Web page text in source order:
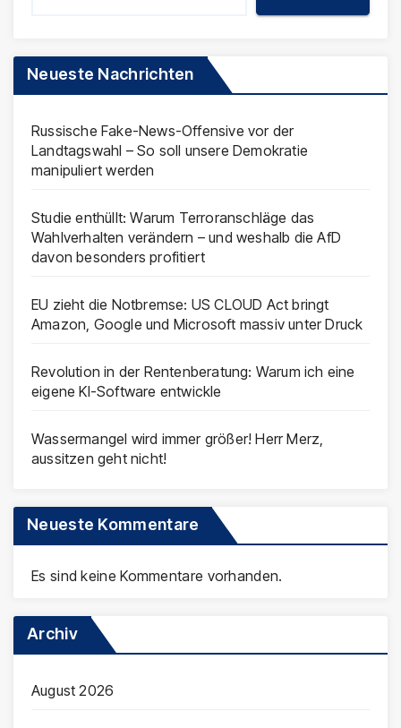
Neueste Nachrichten
Russische Fake-News-Offensive vor der
Landtagswahl – So soll unsere Demokratie
manipuliert werden
Studie enthüllt: Warum Terroranschläge das
Wahlverhalten verändern – und weshalb die AfD
davon besonders profitiert
EU zieht die Notbremse: US CLOUD Act bringt
Amazon, Google und Microsoft massiv unter Druck
Revolution in der Rentenberatung: Warum ich eine
eigene KI-Software entwickle
Wassermangel wird immer größer! Herr Merz,
aussitzen geht nicht!
Neueste Kommentare
Es sind keine Kommentare vorhanden.
Archiv
August 2026